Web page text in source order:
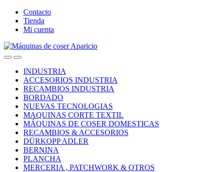
Skip
navigation
Skip
content
Contacto
Tienda
Mi cuenta
OpenClose
INDUSTRIA
ACCESORIOS INDUSTRIA
RECAMBIOS INDUSTRIA
BORDADO
NUEVAS TECNOLOGIAS
MAQUINAS CORTE TEXTIL
MÁQUINAS DE COSER DOMESTICAS
RECAMBIOS & ACCESORIOS
DÜRKOPP ADLER
BERNINA
PLANCHA
MERCERIA , PATCHWORK & OTROS